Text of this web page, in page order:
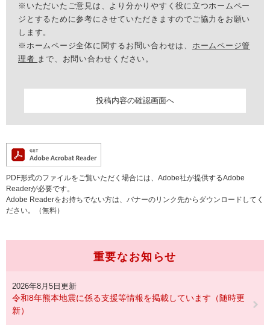
※いただいたご意見は、より分かりやすく役に立つホームペー
ジとするために参考にさせていただきますのでご協力をお願い
します。
※ホームページ全体に関するお問い合わせは、 ホームページ管
理者 まで、お問い合わせください。
PDF形式のファイルをご覧いただく場合には、Adobe社が提供するAdobe
Readerが必要です。
Adobe Readerをお持ちでない方は、バナーのリンク先からダウンロードしてく
ださい。（無料）
重要なお知らせ
2026年8月5日更新
令和8年熊本地震に係る支援等情報を掲載しています（随時更
新）